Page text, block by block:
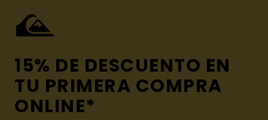
15% DE DESCUENTO EN
TU PRIMERA COMPRA
ONLINE*